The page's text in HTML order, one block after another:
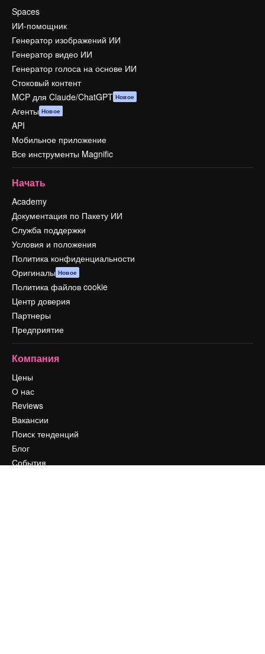
Spaces
ИИ-помощник
Генератор изображений ИИ
Генератор видео ИИ
Генератор голоса на основе ИИ
Стоковый контент
MCP для Claude/ChatGPT Новое
Агенты Новое
API
Мобильное приложение
Все инструменты Magnific
Начать
Academy
Документация по Пакету ИИ
Служба поддержки
Условия и положения
Политика конфиденциальности
Оригиналы Новое
Политика файлов cookie
Центр доверия
Партнеры
Предприятие
Компания
Цены
О нас
Reviews
Вакансии
Поиск тенденций
Блог
События